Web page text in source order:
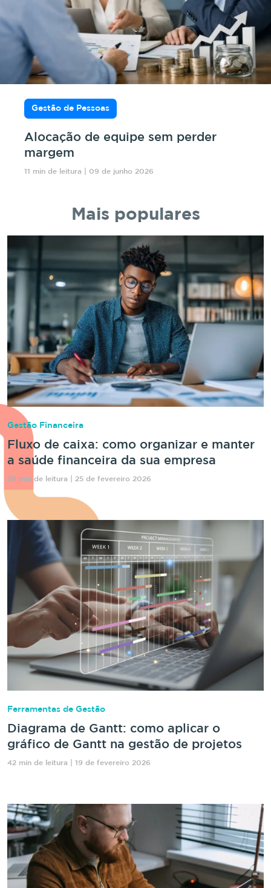
Gestão de Pessoas
Alocação de equipe sem perder
margem
11 min de leitura | 09 de junho 2026
Mais populares
Gestão Financeira
Fluxo de caixa: como organizar e manter
a saúde financeira da sua empresa
29 min de leitura | 25 de fevereiro 2026
Ferramentas de Gestão
Diagrama de Gantt: como aplicar o
gráfico de Gantt na gestão de projetos
42 min de leitura | 19 de fevereiro 2026